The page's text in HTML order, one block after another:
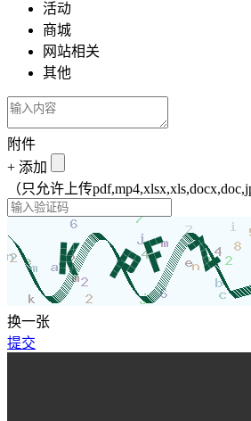
活动
商城
网站相关
其他
附件
+ 添加
（只允许上传
换一张
提交